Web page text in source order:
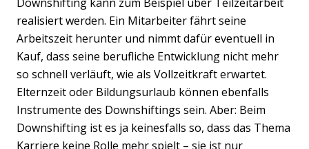
realisiert werden. Ein Mitarbeiter fährt seine
Arbeitszeit herunter und nimmt dafür eventuell in
Kauf, dass seine berufliche Entwicklung nicht mehr
so schnell verläuft, wie als Vollzeitkraft erwartet.
Elternzeit oder Bildungsurlaub können ebenfalls
Instrumente des Downshiftings sein. Aber: Beim
Downshifting ist es ja keinesfalls so, dass das Thema
Karriere keine Rolle mehr spielt – sie ist nur